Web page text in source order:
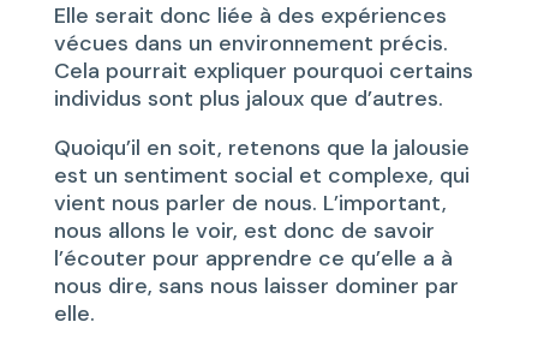
Elle serait donc liée à des expériences
vécues dans un environnement précis.
Cela pourrait expliquer pourquoi certains
individus sont plus jaloux que d’autres.
Quoiqu’il en soit, retenons que la jalousie
est un sentiment social et complexe, qui
vient nous parler de nous. L’important,
nous allons le voir, est donc de savoir
l’écouter pour apprendre ce qu’elle a à
nous dire, sans nous laisser dominer par
elle.